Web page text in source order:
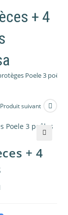
+ 4
Poele 3
Produit suivant
🔍
+ 4